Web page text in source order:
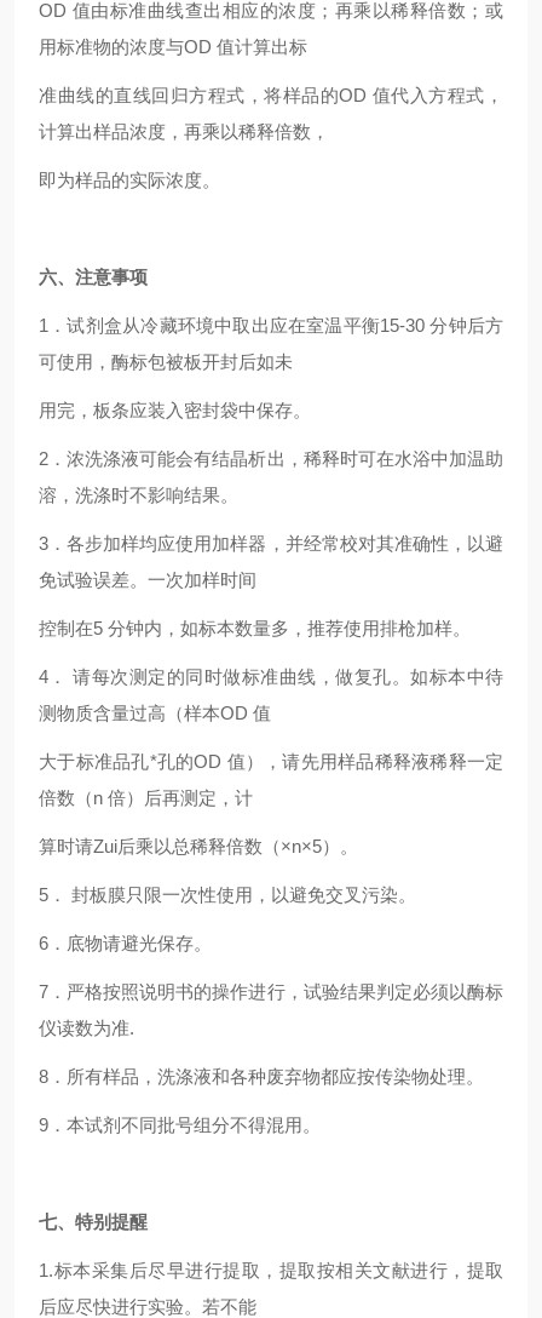
OD 值由标准曲线查出相应的浓度；再乘以稀释倍数；或
用标准物的浓度与OD 值计算出标
准曲线的直线回归方程式，将样品的OD 值代入方程式，
计算出样品浓度，再乘以稀释倍数，
即为样品的实际浓度。
六、注意事项
1 ．试剂盒从冷藏环境中取出应在室温平衡15-30 分钟后方
可使用，酶标包被板开封后如未
用完，板条应装入密封袋中保存。
2 ．浓洗涤液可能会有结晶析出，稀释时可在水浴中加温助
溶，洗涤时不影响结果。
3 ．各步加样均应使用加样器，并经常校对其准确性，以避
免试验误差。一次加样时间
控制在5 分钟内，如标本数量多，推荐使用排枪加样。
4 ． 请每次测定的同时做标准曲线，做复孔。如标本中待
测物质含量过高（样本OD 值
大于标准品孔*孔的OD 值），请先用样品稀释液稀释一定
倍数（n 倍）后再测定，计
算时请Zui后乘以总稀释倍数（×n×5）。
5 ． 封板膜只限一次性使用，以避免交叉污染。
6 ．底物请避光保存。
7 ．严格按照说明书的操作进行，试验结果判定必须以酶标
仪读数为准.
8 ．所有样品，洗涤液和各种废弃物都应按传染物处理。
9 ．本试剂不同批号组分不得混用。
七、特别提醒
1.标本采集后尽早进行提取，提取按相关文献进行，提取
后应尽快进行实验。若不能